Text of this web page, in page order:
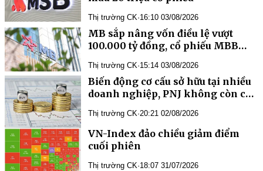
Thị trường CK·16:10 03/08/2026
MB sắp nâng vốn điều lệ vượt
100.000 tỷ đồng, cổ phiếu MBB
Thị trường CK·15:14 03/08/2026
Biến động cơ cấu sở hữu tại nhiều
doanh nghiệp, PNJ không còn cổ
Thị trường CK·20:21 02/08/2026
VN-Index đảo chiều giảm điểm
cuối phiên
Thị trường CK·18:07 31/07/2026